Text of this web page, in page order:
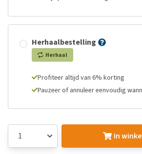
Herhaalbestelling
Herhaal
Profiteer altijd van 6% korting
Pauzeer of annuleer eenvoudig
In